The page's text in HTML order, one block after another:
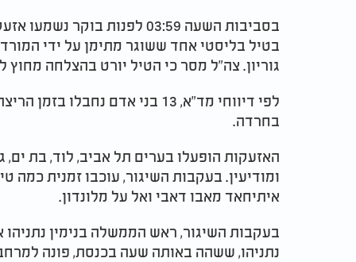
בסביבות השעה 03:59 לפנות
בטיל בליסטי אחד ששוגר מתימן על ידי
גוריון. צה"ל מסר כי הטיל יורט בהצלחה
לפי דיווחי מד"א, 13 בני אדם
בחרדה.
האזעקות הופעלו בערים תל אביב, לוד, בת ים,
ומודיעין. בעקבות השיגור, עוכבו זמנית כמה
איתיחאד מאבו דאבי ואל על מלונדון.
בעקבות השיגור, ראש הממשלה בנימין
נתניהו, ששהה באותה שעה בכנסת, פונה